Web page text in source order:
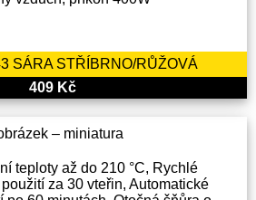
SÁRA STŘÍBRNO/RŮŽOVÁ
409 Kč
teploty až do 210 °C, Rychlé
za 30 vteřin, Automatické